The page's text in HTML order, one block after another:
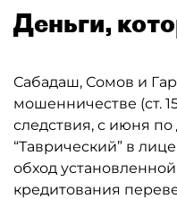
Деньги,
Сабадаш, Сомов и
мошенничестве (ст.
следствия, с июня по
“Таврический” в
обход
кредитования